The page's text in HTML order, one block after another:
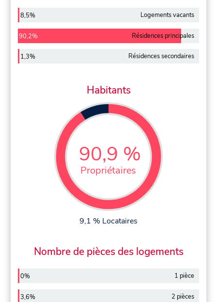
8,5% Logements vacants
90,2% Résidences principales
1,3% Résidences secondaires
Habitants
90,9 %
Propriétaires
9,1 % Locataires
Nombre de pièces des logements
0% 1 pièce
3,6% 2 pièces